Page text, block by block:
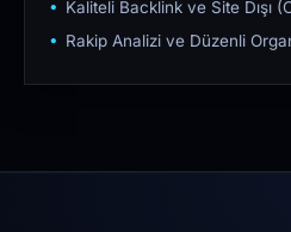
Kaliteli Backlink ve Site Dışı
Rakip Analizi ve Düzenli